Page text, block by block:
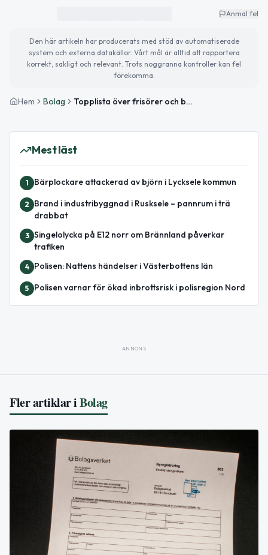
Anmäl fel
Den här artikeln har producerats med stöd av automatiserade
system och externa datakällor. Vårt mål är alltid att rapportera
korrekt, sakligt och relevant. Trots noggranna kontroller kan fel
förekomma.
Hem Bolag Topplista över frisörer och barberare i Lycksele – de mest omsättningsstarka företagen
Mest läst
1 Bärplockare attackerad av björn i Lycksele kommun
2
Brand i industribyggnad i Rusksele – pannrum i trä
drabbat
3 Singelolycka på E12 norr om Brännland påverkar
trafiken
4 Polisen: Nattens händelser i Västerbottens län
5 Polisen varnar för ökad inbrottsrisk i polisregion Nord
ANNONS
Fler artiklar iBolag